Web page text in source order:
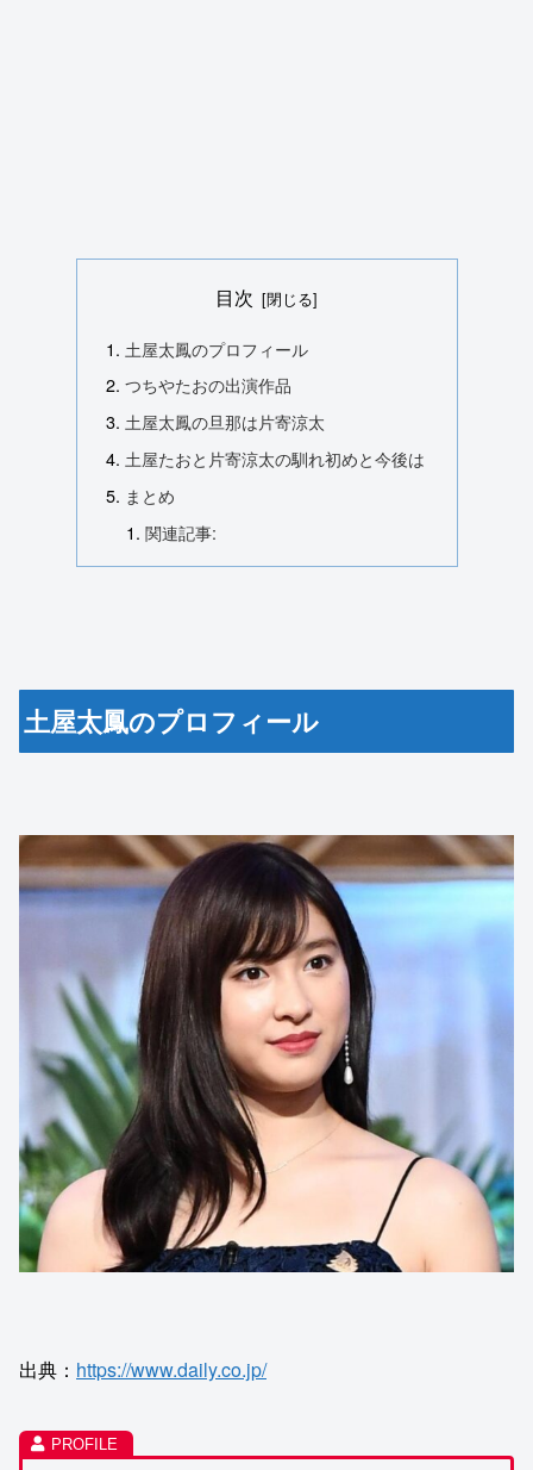
目次
土屋太鳳のプロフィール
つちやたおの出演作品
土屋太鳳の旦那は片寄涼太
土屋たおと片寄涼太の馴れ初めと今後は
まとめ
関連記事:
土屋太鳳のプロフィール
出典： https://www.daily.co.jp/